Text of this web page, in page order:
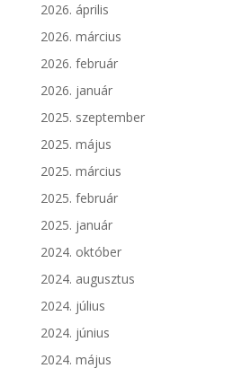
2026. április
2026. március
2026. február
2026. január
2025. szeptember
2025. május
2025. március
2025. február
2025. január
2024. október
2024. augusztus
2024. július
2024. június
2024. május